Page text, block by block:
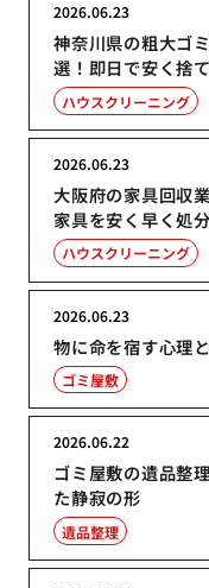
神奈川県の粗大ゴ
選！即日で安く捨
2026.06.23
ハウスクリーニング
大阪府の家具回収
家具を安く早く処
2026.06.23
ハウスクリーニング
物に命を宿す心理
2026.06.23
ゴミ屋敷
ゴミ屋敷の遺品整
た静寂の形
2026.06.22
遺品整理